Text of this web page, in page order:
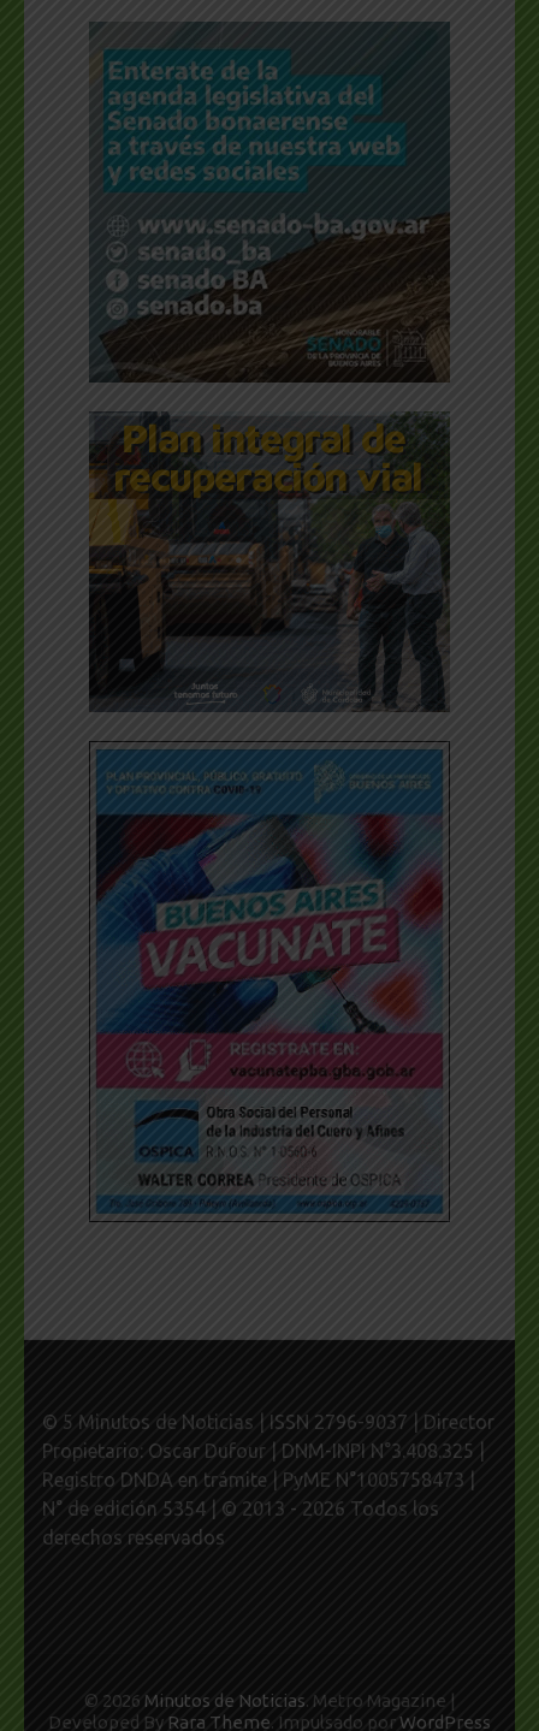
© 5 Minutos de Noticias | ISSN 2796-9037 | Director
Propietario: Oscar Dufour | DNM-INPI N°3.408.325 |
Registro DNDA en trámite | PyME N°1005758473 |
N° de edición 5354 | © 2013 - 2026 Todos los
derechos reservados
© 2026 Minutos de Noticias. Metro Magazine |
Developed By Rara Theme. Impulsado porWordPress